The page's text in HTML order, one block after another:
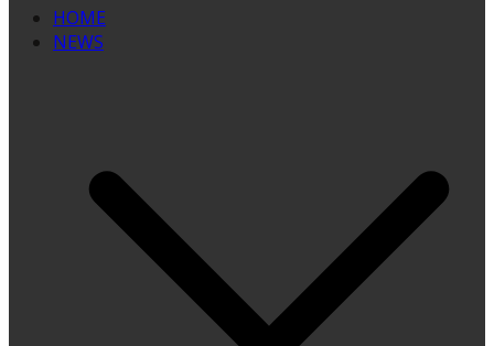
HOME
NEWS